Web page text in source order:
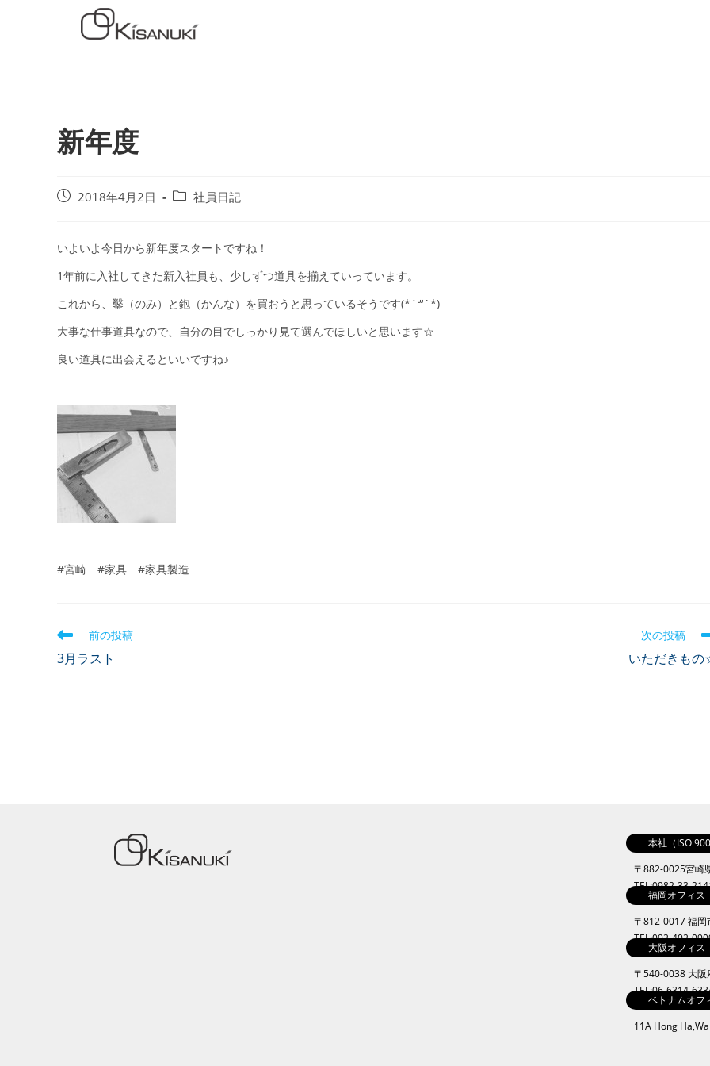
新年度
2018年4月2日 社員日記
いよいよ今日から新年度スタートですね！
1年前に入社してきた新入社員も、少しずつ道具を揃えていっています。
これから、鑿（のみ）と鉋（かんな）を買おうと思っているそうです(*´꒳`*)
大事な仕事道具なので、自分の目でしっかり見て選んでほしいと思います☆
良い道具に出会えるといいですね♪
#宮崎 #家具 #家具製造
前の投稿
3月ラスト
次の投稿
いただきも
本社（ISO
〒882-0025宮崎
TEL:0982-33-
福岡オフィス
〒812-0017 福
TEL:092-402-
大阪オフィス
〒540-0038 大阪
TEL:06-6314-
ベトナムオフ
11A Hong